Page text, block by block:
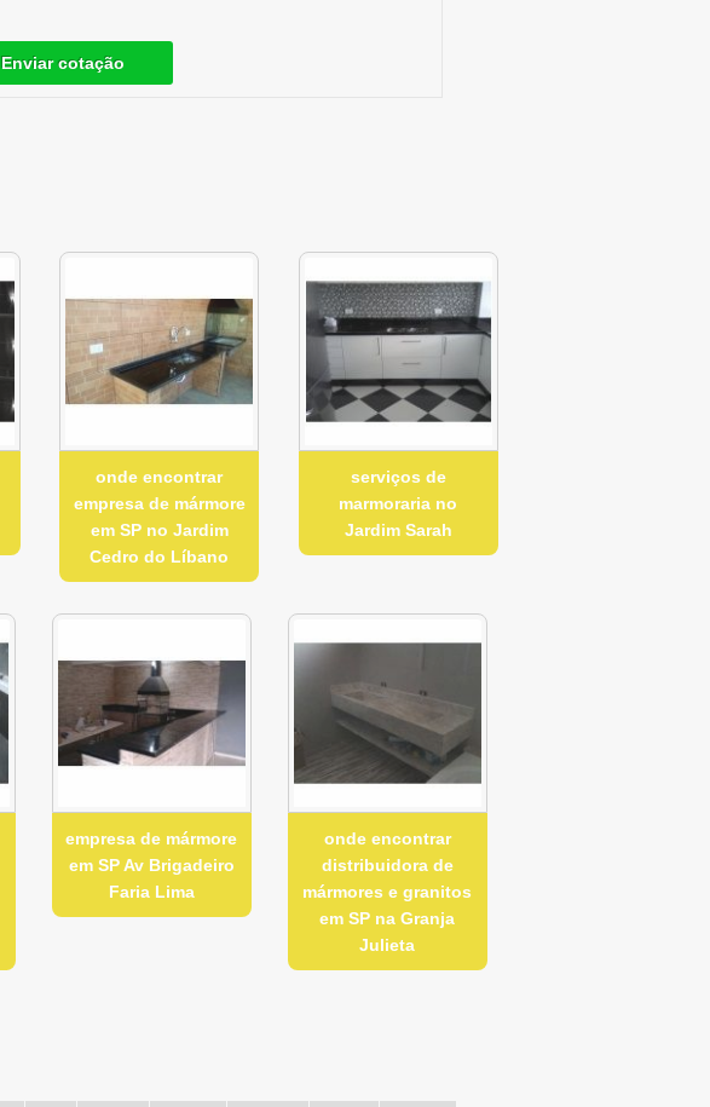
Enviar cotação
onde encontrar
empresa de mármore
em SP no Jardim
Cedro do Líbano
serviços de
marmoraria no
Jardim Sarah
empresa de mármore
em SP Av Brigadeiro
Faria Lima
onde encontrar
distribuidora de
mármores e granitos
em SP na Granja
Julieta